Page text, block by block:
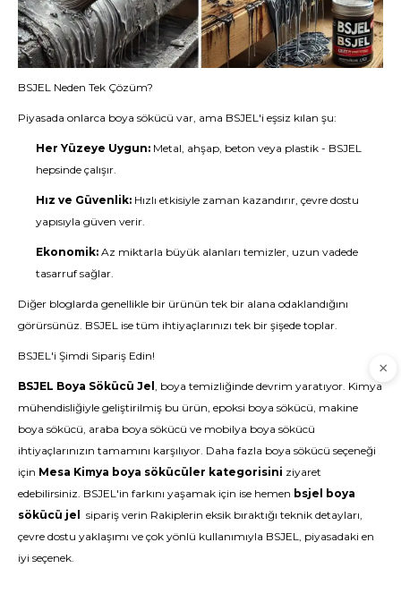
BSJEL Neden Tek Çözüm?
Piyasada onlarca boya sökücü var, ama BSJEL'i eşsiz kılan şu:
Her Yüzeye Uygun: Metal, ahşap, beton veya plastik - BSJEL
hepsinde çalışır.
Hız ve Güvenlik: Hızlı etkisiyle zaman kazandırır, çevre dostu
yapısıyla güven verir.
Ekonomik: Az miktarla büyük alanları temizler, uzun vadede
tasarruf sağlar.
Diğer bloglarda genellikle bir ürünün tek bir alana odaklandığını
görürsünüz. BSJEL ise tüm ihtiyaçlarınızı tek bir şişede toplar.
BSJEL'i Şimdi Sipariş Edin!
BSJEL Boya Sökücü Jel , boya temizliğinde devrim yaratıyor. Kimya
mühendisliğiyle geliştirilmiş bu ürün, epoksi boya sökücü, makine
boya sökücü, araba boya sökücü ve mobilya boya sökücü
ihtiyaçlarınızın tamamını karşılıyor. Daha fazla boya sökücü seçeneği
için Mesa Kimya boya sökücüler kategorisini ziyaret
edebilirsiniz. BSJEL'in farkını yaşamak için ise hemen bsjel boya
sökücü jel sipariş verin Rakiplerin eksik bıraktığı teknik detayları,
çevre dostu yaklaşımı ve çok yönlü kullanımıyla BSJEL, piyasadaki en
iyi seçenek.